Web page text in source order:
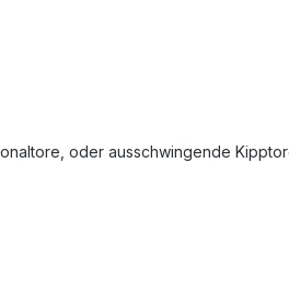
oder ausschwingende